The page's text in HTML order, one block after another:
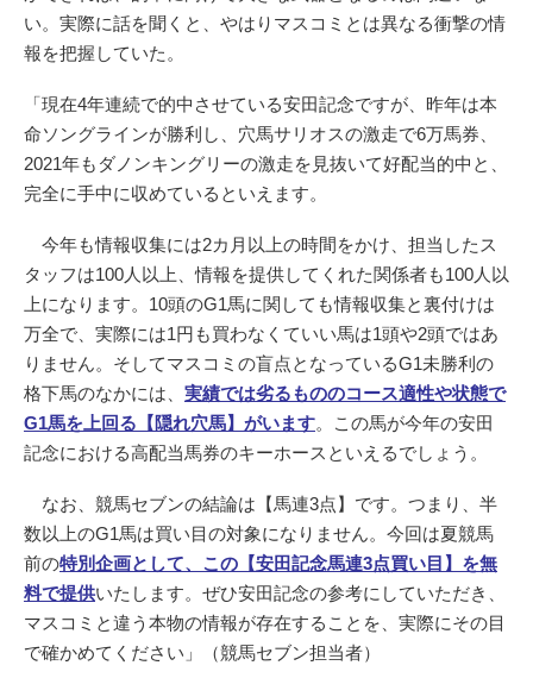
い。実際に話を聞くと、やはりマスコミとは異なる衝撃の情
報を把握していた。
「現在4年連続で的中させている安田記念ですが、昨年は本
命ソングラインが勝利し、穴馬サリオスの激走で6万馬券、
2021年もダノンキングリーの激走を見抜いて好配当的中と、
完全に手中に収めているといえます。
今年も情報収集には2カ月以上の時間をかけ、担当したス
タッフは100人以上、情報を提供してくれた関係者も100人以
上になります。10頭のG1馬に関しても情報収集と裏付けは
万全で、実際には1円も買わなくていい馬は1頭や2頭ではあ
りません。そしてマスコミの盲点となっているG1未勝利の
格下馬のなかには、 実績では劣るもののコース適性や状態で
G1馬を上回る【隠れ穴馬】がいます。この馬が今年の安田
記念における高配当馬券のキーホースといえるでしょう。
なお、競馬セブンの結論は【馬連3点】です。つまり、半
数以上のG1馬は買い目の対象になりません。今回は夏競馬
前の特別企画として、この【安田記念馬連3点買い目】を無
料で提供いたします。ぜひ安田記念の参考にしていただき、
マスコミと違う本物の情報が存在することを、実際にその目
で確かめてください」（競馬セブン担当者）